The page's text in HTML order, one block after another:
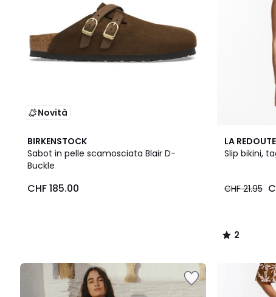
Novità
BIRKENSTOCK
Sabot in pelle scamosciata Blair D-
Buckle
CHF 185.00
LA
Slip bikini,
CHF 21.95
2
/
3
Colori
2
/